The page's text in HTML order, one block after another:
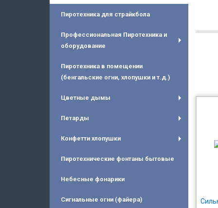
Пиротехника для страйкбола
Профессиональная Пиротехника и
оборудование
Пиротехника в помещении
(бенгальские огни, хлопушки и т.д.)
Цветные дымы
Петарды
Конфетти хлопушки
Пиротехнические фонтаны бытовые
Небесные фонарики
Сигнальные огни (файера)